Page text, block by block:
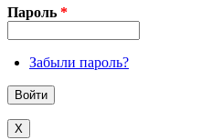
X
Пароль *
Забыли пароль?
X